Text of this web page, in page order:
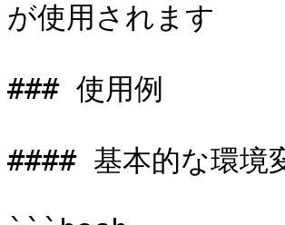
が使用されます
### 使用例
#### 基本的な環境